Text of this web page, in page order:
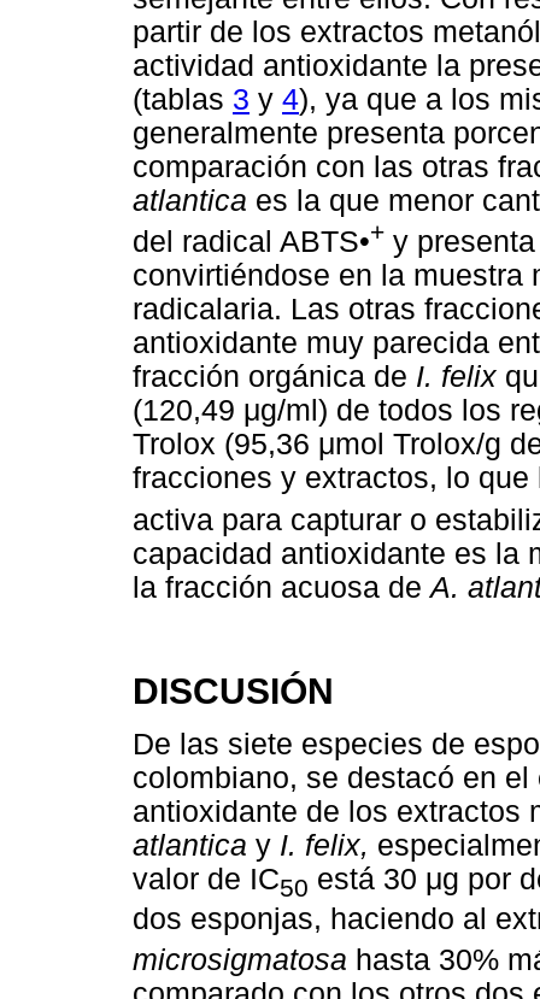
partir de los extractos
actividad antioxidante la
(tablas 3 y 4), ya que a los
generalmente presenta
comparación con las otras
atlantica es la que menor
del radical ABTS•+ y
convirtiéndose en la muestra
radicalaria. Las otras
antioxidante muy parecida
fracción orgánica de I. felix
(120,49 μg/ml) de todos los
Trolox (95,36 μmol Trolox/g
fracciones y extractos, lo
activa para capturar o
capacidad antioxidante es la
la fracción acuosa deA.
DISCUSIÓN
De las siete especies de
colombiano, se destacó en
antioxidante de los extractos
atlantica y I. felix,
valor de IC50 está 30 μg por
dos esponjas, haciendo al
microsigmatosa hasta 30%